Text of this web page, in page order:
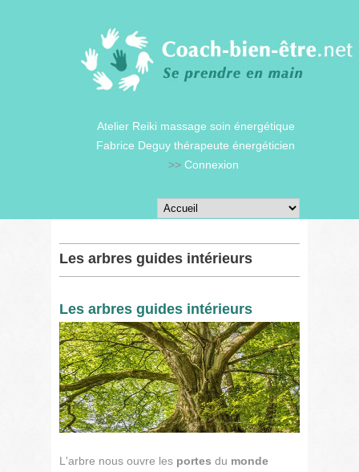
Atelier Reiki massage soin énergétique
Fabrice Deguy thérapeute énergéticien
>> Connexion
Les arbres guides intérieurs
Les arbres guides intérieurs
L'arbre nous ouvre les portes du monde